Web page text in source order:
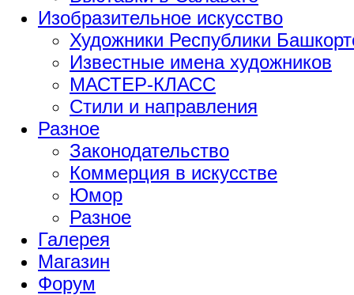
Изобразительное искусство
Художники Республики
Известные имена художников
МАСТЕР-КЛАСС
Стили и направления
Разное
Законодательство
Коммерция в искусстве
Юмор
Разное
Галерея
Магазин
Форум